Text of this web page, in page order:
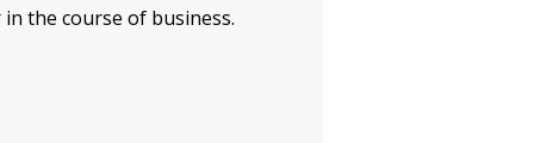
the course of business.